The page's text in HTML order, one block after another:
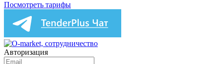
Посмотреть тарифы
Авторизация